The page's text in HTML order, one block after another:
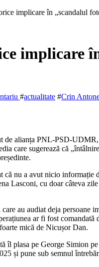
implicare în „scandalul
implicare
#actualitate #Crin
alianța PNL-PSD-
care sugerează că
nu a avut nicio informație
Lasconi, cu doar câteva
au audiat deja
ar fi fost
mică de Nicușor Dan.
îl plasa pe George Simion
și pune sub semnul